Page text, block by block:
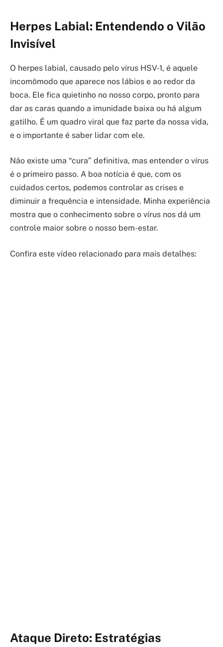
Herpes Labial: Entendendo o Vilão
Invisível
O herpes labial, causado pelo vírus HSV-1, é aquele
incomômodo que aparece nos lábios e ao redor da
boca. Ele fica quietinho no nosso corpo, pronto para
dar as caras quando a imunidade baixa ou há algum
gatilho. É um quadro viral que faz parte da nossa vida,
e o importante é saber lidar com ele.
Não existe uma “cura” definitiva, mas entender o vírus
é o primeiro passo. A boa notícia é que, com os
cuidados certos, podemos controlar as crises e
diminuir a frequência e intensidade. Minha experiência
mostra que o conhecimento sobre o vírus nos dá um
controle maior sobre o nosso bem-estar.
Confira este vídeo relacionado para mais detalhes:
Ataque Direto: Estratégias